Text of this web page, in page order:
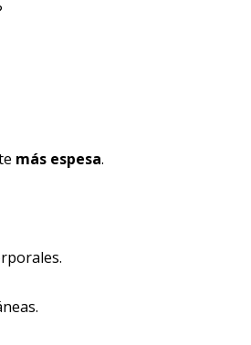
más espesa.